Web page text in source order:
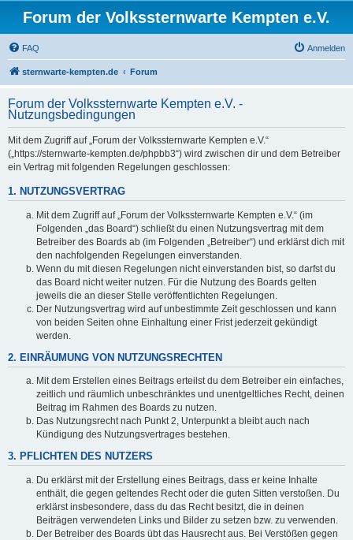
Forum der Volkssternwarte Kempten e.V.
FAQ Anmelden
sternwarte-kempten.de Forum
Forum der Volkssternwarte Kempten e.V. -
Nutzungsbedingungen
Mit dem Zugriff auf „Forum der Volkssternwarte Kempten e.V.“
(„https://sternwarte-kempten.de/phpbb3“) wird zwischen dir und dem Betreiber
ein Vertrag mit folgenden Regelungen geschlossen:
1. NUTZUNGSVERTRAG
Mit dem Zugriff auf „Forum der Volkssternwarte Kempten e.V.“ (im
Folgenden „das Board“) schließt du einen Nutzungsvertrag mit dem
Betreiber des Boards ab (im Folgenden „Betreiber“) und erklärst dich mit
den nachfolgenden Regelungen einverstanden.
Wenn du mit diesen Regelungen nicht einverstanden bist, so darfst du
das Board nicht weiter nutzen. Für die Nutzung des Boards gelten
jeweils die an dieser Stelle veröffentlichten Regelungen.
Der Nutzungsvertrag wird auf unbestimmte Zeit geschlossen und kann
von beiden Seiten ohne Einhaltung einer Frist jederzeit gekündigt
werden.
2. EINRÄUMUNG VON NUTZUNGSRECHTEN
Mit dem Erstellen eines Beitrags erteilst du dem Betreiber ein einfaches,
zeitlich und räumlich unbeschränktes und unentgeltliches Recht, deinen
Beitrag im Rahmen des Boards zu nutzen.
Das Nutzungsrecht nach Punkt 2, Unterpunkt a bleibt auch nach
Kündigung des Nutzungsvertrages bestehen.
3. PFLICHTEN DES NUTZERS
Du erklärst mit der Erstellung eines Beitrags, dass er keine Inhalte
enthält, die gegen geltendes Recht oder die guten Sitten verstoßen. Du
erklärst insbesondere, dass du das Recht besitzt, die in deinen
Beiträgen verwendeten Links und Bilder zu setzen bzw. zu verwenden.
Der Betreiber des Boards übt das Hausrecht aus. Bei Verstößen gegen